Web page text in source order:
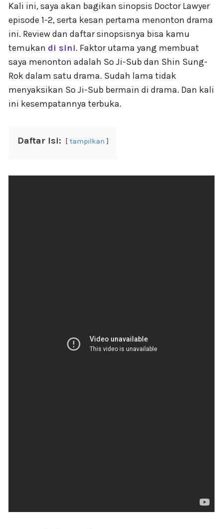
Kali ini, saya akan bagikan sinopsis Doctor Lawyer
episode 1-2, serta kesan pertama menonton drama
ini. Review dan daftar sinopsisnya bisa kamu
temukan di sini. Faktor utama yang membuat
saya menonton adalah So Ji-Sub dan Shin Sung-
Rok dalam satu drama. Sudah lama tidak
menyaksikan So Ji-Sub bermain di drama. Dan kali
ini kesempatannya terbuka.
Daftar Isi: tampilkan